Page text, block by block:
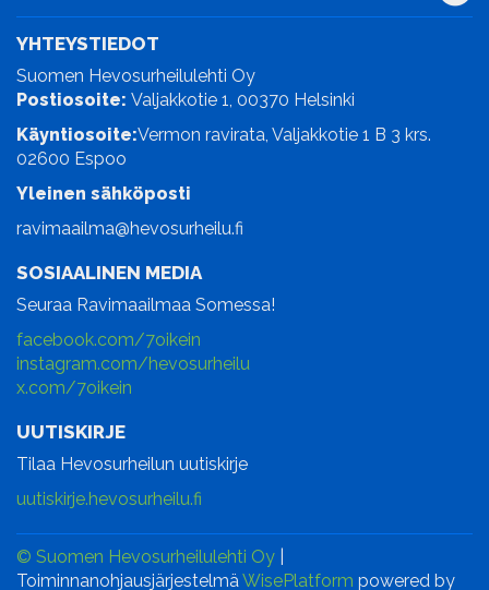
YHTEYSTIEDOT
Suomen Hevosurheilulehti Oy
Postiosoite: Valjakkotie 1, 00370 Helsinki
Käyntiosoite:Vermon ravirata, Valjakkotie 1 B 3 krs.
02600 Espoo
Yleinen sähköposti
ravimaailma@hevosurheilu.fi
SOSIAALINEN MEDIA
Seuraa Ravimaailmaa Somessa!
facebook.com/7oikein
instagram.com/hevosurheilu
x.com/7oikein
UUTISKIRJE
Tilaa Hevosurheilun uutiskirje
uutiskirje.hevosurheilu.fi
© Suomen Hevosurheilulehti Oy
ToiminnanohjausjärjestelmäWisePlatform powered by